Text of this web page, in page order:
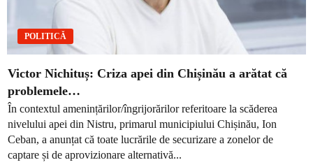
POLITICĂ
Victor Nichituș: Criza apei din Chișinău a arătat că
problemele…
În contextul amenințărilor/îngrijorărilor referitoare la scăderea
nivelului apei din Nistru, primarul municipiului Chișinău, Ion
Ceban, a anunțat că toate lucrările de securizare a zonelor de
captare și de aprovizionare alternativă...